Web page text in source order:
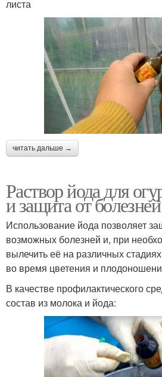
листа
читать дальше →
Раствор йода для
и защита от болезней
Использование йода позволяет
возможных болезней и, при
вылечить её на различных
во время цветения и
В качестве профилактического
состав из молока и йода: